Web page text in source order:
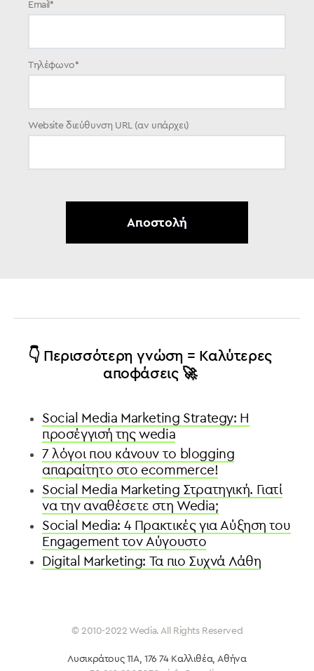
Email *
Τηλέφωνο*
Website διεύθυνση URL (αν υπάρχει)
👇 Περισσότερη γνώση = Καλύτερες
αποφάσεις 🚀
Social Media Marketing Strategy: Η
προσέγγισή της wedia
7 λόγοι που κάνουν το blogging
απαραίτητο στο ecommerce!
Social Media Marketing Στρατηγική. Γιατί
να την αναθέσετε στη Wedia;
Social Media: 4 Πρακτικές για Αύξηση του
Engagement τον Αύγουστο
Digital Marketing: Τα πιο Συχνά Λάθη
© 2010-2022 Wedia. All Rights Reserved
Λυσικράτους 11Α, 176 74 Καλλιθέα, Αθήνα